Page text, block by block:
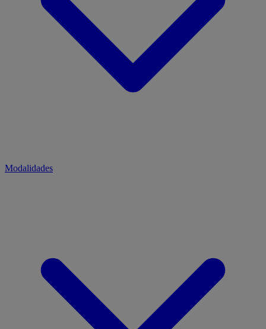
Modalidades